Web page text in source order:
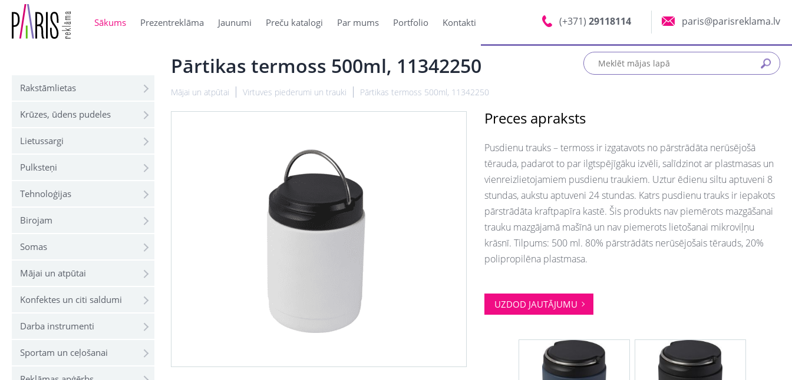
Sākums Prezentreklāma Jaunumi Preču katalogi Par mums Portfolio Kontakti (+371) 29118114 paris@parisreklama.lv
Rakstāmlietas
Krūzes, ūdens pudeles
Lietussargi
Pulksteņi
Tehnoloģijas
Birojam
Somas
Mājai un atpūtai
Konfektes un citi saldumi
Darba instrumenti
Sportam un ceļošanai
Pārtikas termoss 500ml, 11342250
Mājai un atpūtai Virtuves piederumi un trauki Pārtikas termoss 500ml, 11342250
Preces apraksts
Pusdienu trauks – termoss ir izgatavots no pārstrādāta nerūsējošā
tērauda, padarot to par ilgtspējīgāku izvēli, salīdzinot ar plastmasas un
vienreizlietojamiem pusdienu traukiem. Uztur ēdienu siltu aptuveni 8
stundas, aukstu aptuveni 24 stundas. Katrs pusdienu trauks ir iepakots
pārstrādāta kraftpapīra kastē. Šis produkts nav piemērots mazgāšanai
trauku mazgājamā mašīnā un nav piemerots lietošanai mikroviļņu
krāsnī. Tilpums: 500 ml. 80% pārstrādāts nerūsējošais tērauds, 20%
polipropilēna plastmasa.
UZDOD JAUTĀJUMU